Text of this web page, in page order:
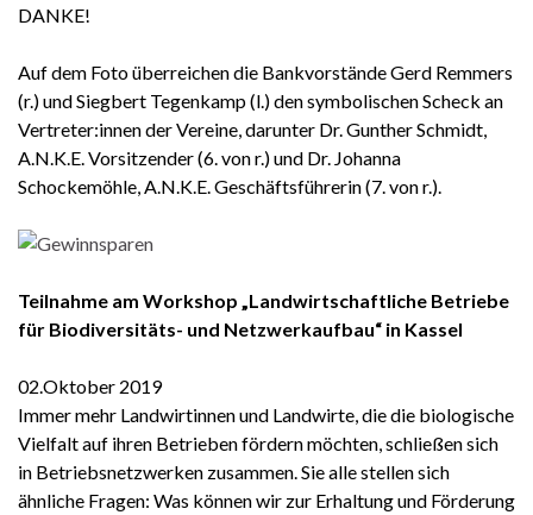
DANKE!
Auf dem Foto überreichen die Bankvorstände Gerd Remmers
(r.) und Siegbert Tegenkamp (l.) den symbolischen Scheck an
Vertreter:innen der Vereine, darunter Dr. Gunther Schmidt,
A.N.K.E. Vorsitzender (6. von r.) und Dr. Johanna
Schockemöhle, A.N.K.E. Geschäftsführerin (7. von r.).
Teilnahme am Workshop „Landwirtschaftliche Betriebe
für Biodiversitäts- und Netzwerkaufbau“ in Kassel
02.Oktober 2019
Immer mehr Landwirtinnen und Landwirte, die die biologische
Vielfalt auf ihren Betrieben fördern möchten, schließen sich
in Betriebsnetzwerken zusammen. Sie alle stellen sich
ähnliche Fragen: Was können wir zur Erhaltung und Förderung